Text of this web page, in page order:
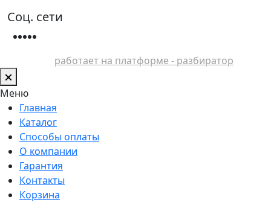
Соц. сети
работает на платформе - разбиратор
Меню
Главная
Каталог
Способы оплаты
О компании
Гарантия
Контакты
Корзина